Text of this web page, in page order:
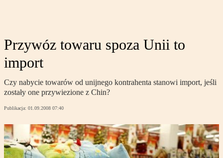
Przywóz towaru spoza Unii to
import
Czy nabycie towarów od unijnego kontrahenta stanowi import, jeśli
zostały one przywiezione z Chin?
Publikacja: 01.09.2008 07:40